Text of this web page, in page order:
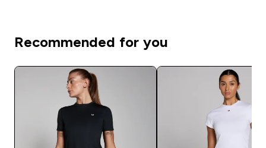
Recommended for you